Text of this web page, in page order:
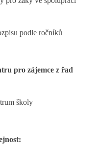
ročníků
pro zájemce z řad
školy